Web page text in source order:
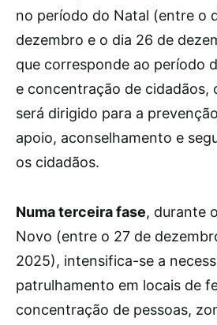
no período do Natal (entre o
dezembro e o dia 26 de
que corresponde ao período
e concentração de cidadãos,
será dirigido para a
apoio, aconselhamento e
os cidadãos.
Numa terceira fase, durante
Novo (entre o 27 de
2025), intensifica-se a
patrulhamento em locais de
concentração de pessoas,